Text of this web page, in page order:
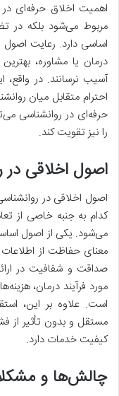
اهمیت اخلاق حرفه‌ای در
مربوط می‌شود بلکه در
اساسی دارد. رعایت اصول
درمان یا مشاوره،
آسیب نرسانند. در واقع،
احترام متقابل میان
حرفه‌ای در روانشناسی
را نیز تقویت کند.
اصول اخلاقی در
اصول اخلاقی در
کدام به جنبه خاصی از
می‌شود. یکی از اصول
معنای حفاظت از
صداقت و شفافیت در
مورد فرآیند درمان،
است. علاوه بر این،
مستقل و بدون تأثیر
کیفیت خدمات دارد.
چالش‌ها و